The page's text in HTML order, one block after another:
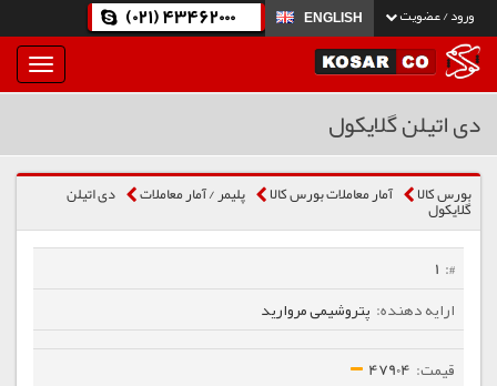
ورود / عضویت ENGLISH
(021) 43462000
بار
و
دی اتیلن گلایکول
بورس کالا آمار معاملات بورس کالا پلیمر / آمار معاملات دی اتیلن
گلایکول
1
پتروشیمی مروارید
47904